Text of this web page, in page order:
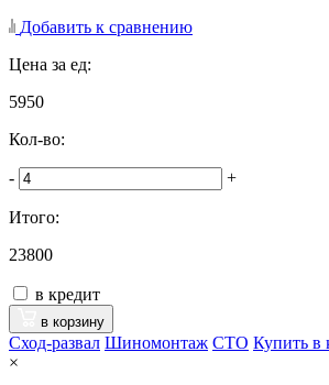
Добавить к сравнению
Цена за ед:
5950
Кол-во:
- +
Итого:
23800
в кредит
в корзину
Сход-развал Шиномонтаж CTO Купить в
×